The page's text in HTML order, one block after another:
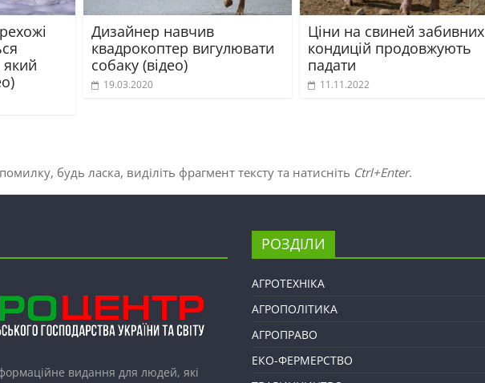
який
Дизайнер навчив
квадрокоптер вигулювати
собаку (відео)
19.03.2020
Ціни на свиней забивних
кондицій продовжують
падати
11.11.2022
будь ласка, виділіть фрагмент тексту та натисніть Ctrl+Enter.
видання для людей, які
РОЗДІЛИ
АГРОТЕХНІКА
АГРОПОЛІТИКА
АГРОПРАВО
ЕКО-ФЕРМЕРСТВО